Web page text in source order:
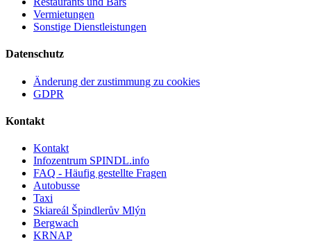
Vermietungen
Sonstige Dienstleistungen
Datenschutz
Änderung der zustimmung zu cookies
GDPR
Kontakt
Kontakt
Infozentrum SPINDL.info
FAQ - Häufig gestellte Fragen
Autobusse
Taxi
Skiareál Špindlerův Mlýn
Bergwach
KRNAP